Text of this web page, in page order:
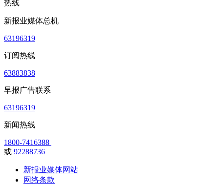
热线
新报业媒体总机
63196319
订阅热线
63883838
早报广告联系
63196319
新闻热线
1800-7416388
或 92288736
新报业媒体网站
网络条款